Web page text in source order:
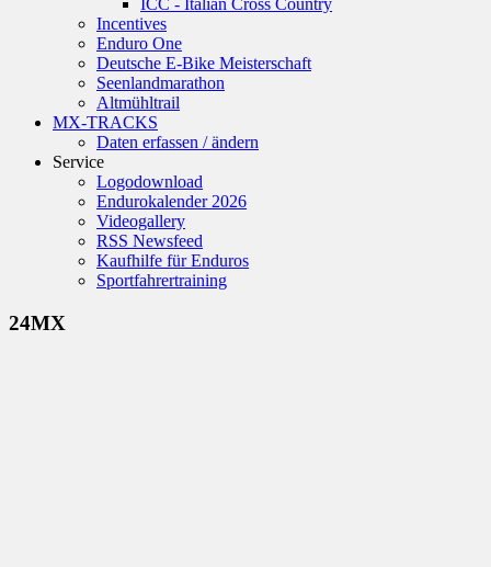
ICC - Italian Cross Country
Incentives
Enduro One
Deutsche E-Bike Meisterschaft
Seenlandmarathon
Altmühltrail
MX-TRACKS
Daten erfassen / ändern
Service
Logodownload
Endurokalender 2026
Videogallery
RSS Newsfeed
Kaufhilfe für Enduros
Sportfahrertraining
24MX